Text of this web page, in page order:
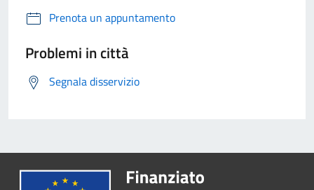
Prenota un appuntamento
Problemi in città
Segnala disservizio